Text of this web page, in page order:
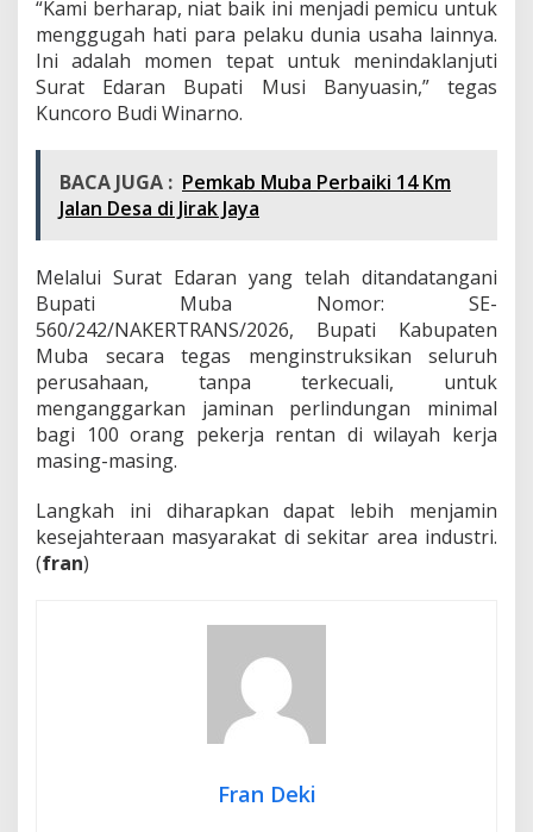
“Kami berharap, niat baik ini menjadi pemicu untuk
menggugah hati para pelaku dunia usaha lainnya.
Ini adalah momen tepat untuk menindaklanjuti
Surat Edaran Bupati Musi Banyuasin,” tegas
Kuncoro Budi Winarno.
BACA JUGA : Pemkab Muba Perbaiki 14 Km
Jalan Desa di Jirak Jaya
Melalui Surat Edaran yang telah ditandatangani
Bupati Muba Nomor: SE-
560/242/NAKERTRANS/2026, Bupati Kabupaten
Muba secara tegas menginstruksikan seluruh
perusahaan, tanpa terkecuali, untuk
menganggarkan jaminan perlindungan minimal
bagi 100 orang pekerja rentan di wilayah kerja
masing-masing.
Langkah ini diharapkan dapat lebih menjamin
kesejahteraan masyarakat di sekitar area industri.
(fran)
Fran Deki